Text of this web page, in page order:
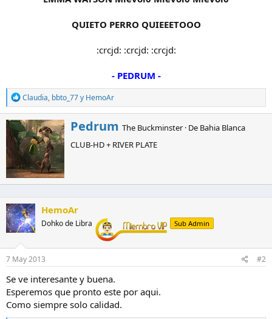
QUIETO PERRO QUIEEETOOO
:crcjd: :crcjd: :crcjd:
- PEDRUM -
R
e
a
c
c
o
n
e
s
Claudia, bbto_77y HemoAr
E
s
c
o
o
r
Pedrum The Buckminster · De Bahia Blanca
CLUB-HD + RIVER PLATE
HemoAr
Dohko de Libra Sub Admin
7 May 2013 #2
Se ve interesante y buena.
Esperemos que pronto este por aqui.
Como siempre solo calidad.